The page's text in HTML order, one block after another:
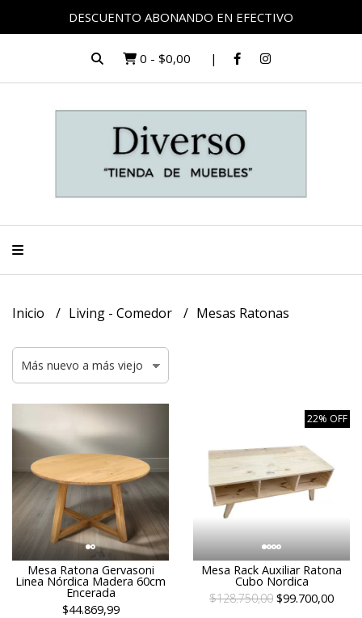
DESCUENTO ABONANDO EN EFECTIVO
0 - $0,00
Inicio Living - Comedor Mesas Ratonas
Mesa Ratona Gervasoni
Linea Nórdica Madera 60cm
Encerada
$44.869,99
22% OFF
Mesa Rack Auxiliar Ratona
Cubo Nordica
$128.750,00 $99.700,00